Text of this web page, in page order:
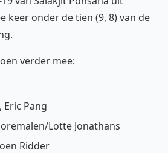
keer onder de tien (9, 8) van de
verder mee:
Eric Pang
Lotte Jonathans
Ridder